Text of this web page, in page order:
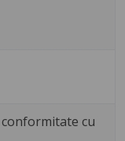
conformitate cu